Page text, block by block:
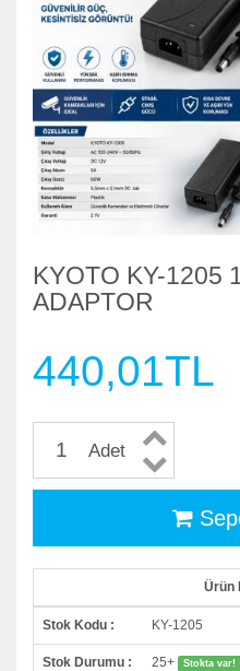
KYOTO KY-1205
ADAPTOR
440,01TL
Adet
Ürün
Stok Kodu : KY-1205
Stok Durumu : 25+ Stokta var!